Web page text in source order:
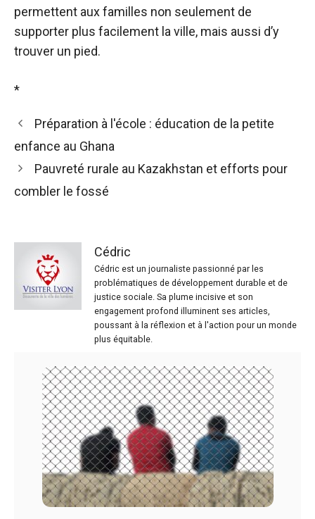
permettent aux familles non seulement de
supporter plus facilement la ville, mais aussi d’y
trouver un pied.
*
Préparation à l'école : éducation de la petite
enfance au Ghana
Pauvreté rurale au Kazakhstan et efforts pour
combler le fossé
Cédric
Cédric est un journaliste passionné par les
problématiques de développement durable et de
justice sociale. Sa plume incisive et son
engagement profond illuminent ses articles,
poussant à la réflexion et à l'action pour un monde
plus équitable.